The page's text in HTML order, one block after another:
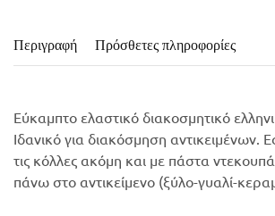
Περιγραφή Πρόσθετες πληροφορίες
Εύκαμπτο ελαστικό διακοσμητικό
Ιδανικό για διακόσμηση αντικειμένων.
τις κόλλες ακόμη και με πάστα
πάνω στο αντικείμενο (ξύλο-γυαλί-